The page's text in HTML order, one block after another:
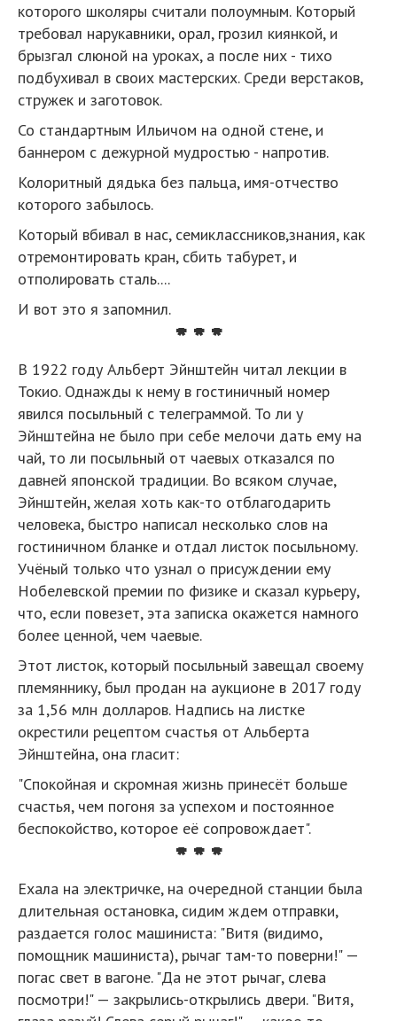
которого школяры считали полоумным. Который
требовал нарукавники, орал, грозил киянкой, и
брызгал слюной на уроках, а после них - тихо
подбухивал в своих мастерских. Среди верстаков,
стружек и заготовок.
Со стандартным Ильичом на одной стене, и
баннером с дежурной мудростью - напротив.
Колоритный дядька без пальца, имя-отчество
которого забылось.
Который вбивал в нас, семиклассников,знания, как
отремонтировать кран, сбить табурет, и
отполировать сталь....
И вот это я запомнил.
* * *
В 1922 году Альберт Эйнштейн читал лекции в
Токио. Однажды к нему в гостиничный номер
явился посыльный с телеграммой. То ли у
Эйнштейна не было при себе мелочи дать ему на
чай, то ли посыльный от чаевых отказался по
давней японской традиции. Во всяком случае,
Эйнштейн, желая хоть как-то отблагодарить
человека, быстро написал несколько слов на
гостиничном бланке и отдал листок посыльному.
Учёный только что узнал о присуждении ему
Нобелевской премии по физике и сказал курьеру,
что, если повезет, эта записка окажется намного
более ценной, чем чаевые.
Этот листок, который посыльный завещал своему
племяннику, был продан на аукционе в 2017 году
за 1,56 млн долларов. Надпись на листке
окрестили рецептом счастья от Альберта
Эйнштейна, она гласит:
"Спокойная и скромная жизнь принесёт больше
счастья, чем погоня за успехом и постоянное
беспокойство, которое её сопровождает".
* * *
Ехала на электричке, на очередной станции была
длительная остановка, сидим ждем отправки,
раздается голос машиниста: "Витя (видимо,
помощник машиниста), рычаг там-то поверни!" —
погас свет в вагоне. "Да не этот рычаг, слева
посмотри!" — закрылись-открылись двери. "Витя,